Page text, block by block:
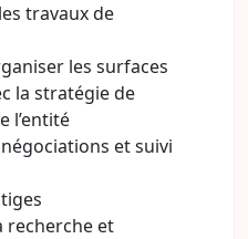
travaux de
les surfaces
la stratégie de
l’entité
et suivi
recherche et